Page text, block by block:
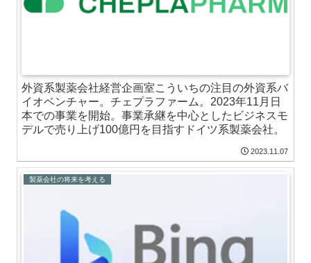
外資系製薬会社経営企画室こういちの注目の外資系バ
イオベンチャー。チェプラファーム。2023年11月日
本での事業を開始。事業承継を中心としたビジネスモ
デルで売り上げ100億円を目指すドイツ系製薬会社。
2023.11.07
製薬会社の将来を考える